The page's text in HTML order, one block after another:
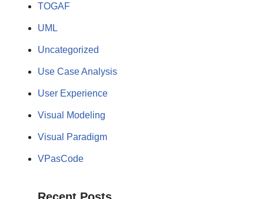
TOGAF
UML
Uncategorized
Use Case Analysis
User Experience
Visual Modeling
Visual Paradigm
VPasCode